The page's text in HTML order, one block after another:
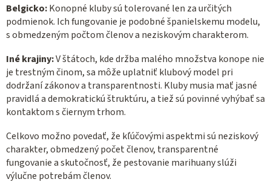
Belgicko:Konopné kluby sú tolerované len za určitých
podmienok. Ich fungovanie je podobné španielskemu modelu,
s obmedzeným počtom členov a neziskovým charakterom.
Iné krajiny:V štátoch, kde držba malého množstva konope nie
je trestným činom, sa môže uplatniť klubový model pri
dodržaní zákonov a transparentnosti. Kluby musia mať jasné
pravidlá a demokratickú štruktúru, a tiež sú povinné vyhýbať sa
kontaktom s čiernym trhom.
Celkovo možno povedať, že kľúčovými aspektmi sú neziskový
charakter, obmedzený počet členov, transparentné
fungovanie a skutočnosť, že pestovanie marihuany slúži
výlučne potrebám členov.